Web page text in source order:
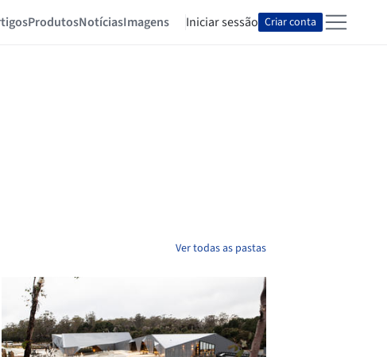
ProdutosNotíciasImagens Iniciar sessão Criar conta
Ver todas as pastas